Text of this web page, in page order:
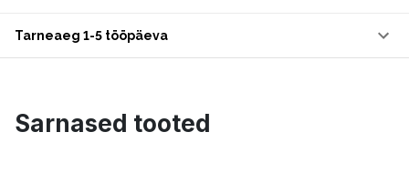
Tarneaeg 1-5 tööpäeva
Sarnased tooted